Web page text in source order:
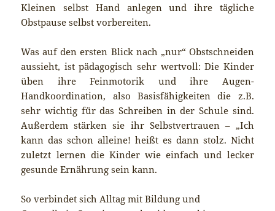
Kleinen selbst Hand anlegen und ihre tägliche
Obstpause selbst vorbereiten.
Was auf den ersten Blick nach „nur“ Obstschneiden
aussieht, ist pädagogisch sehr wertvoll: Die Kinder
üben ihre Feinmotorik und ihre Augen-
Handkoordination, also Basisfähigkeiten die z.B.
sehr wichtig für das Schreiben in der Schule sind.
Außerdem stärken sie ihr Selbstvertrauen – „Ich
kann das schon alleine! heißt es dann stolz. Nicht
zuletzt lernen die Kinder wie einfach und lecker
gesunde Ernährung sein kann.
So verbindet sich Alltag mit Bildung und